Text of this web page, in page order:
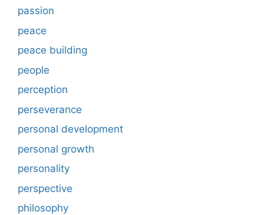
passion
peace
peace building
people
perception
perseverance
personal development
personal growth
personality
perspective
philosophy